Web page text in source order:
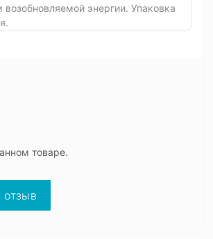
возобновляемой энергии. Упаковка
товаре.
отзыв